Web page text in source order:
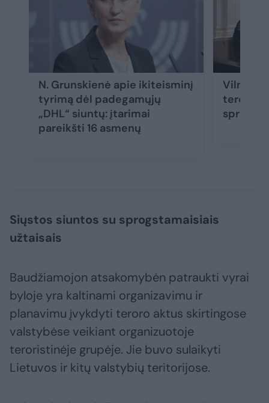
N. Grunskienė apie ikiteisminį
tyrimą dėl padegamųjų
„DHL“ siuntų: įtarimai
pareikšti 16 asmenų
Vilniaus
teroro
Siųstos siuntos su sprogstamaisiais
užtaisais
Baudžiamojon atsakomybėn patraukti vyrai
byloje yra kaltinami organizavimu ir
planavimu įvykdyti teroro aktus skirtingose
valstybėse veikiant organizuotoje
teroristinėje grupėje. Jie buvo sulaikyti
Lietuvos ir kitų valstybių teritorijose.